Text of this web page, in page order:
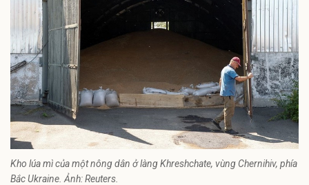
Kho lúa mì của một nông dân ở làng Khreshchate, vùng Chernihiv, phía
Bắc Ukraine. Ảnh: Reuters.